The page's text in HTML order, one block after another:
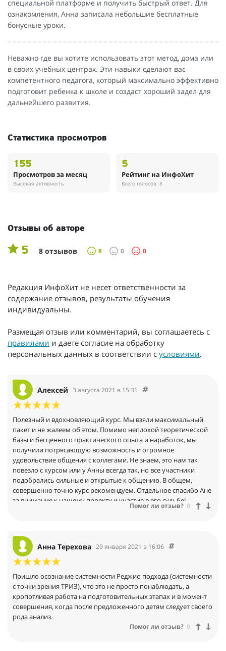
специальной платформе и получить быстрый ответ. Для
ознакомления, Анна записала небольшие бесплатные
бонусные уроки.
Неважно где вы хотите использовать этот метод, дома или
в своих учебных центрах. Эти навыки сделают вас
компетентного педагога, который максимально эффективно
подготовит ребенка к школе и создаст хороший задел для
дальнейшего развития.
Статистика просмотров
155
Просмотров за месяц
Высокая активность
5
Рейтинг на ИнфоХит
Всего голосов: 8
Отзывы об авторе
5 8 отзывов 8 0 0
Редакция ИнфоХит не несет ответственности за
содержание отзывов, результаты обучения
индивидуальны.
Размещая отзыв или комментарий, вы соглашаетесь с
правилами и даете согласие на обработку
персональных данных в соответствии с условиями.
Алексей 3 августа 2021 в 15:31
Полезный и вдохновляющий курс. Мы взяли максимальный
пакет и не жалеем об этом. Помимо неплохой теоретической
базы и бесценного практического опыта и наработок, мы
получили потрясающую возможность и огромное
удовольствие общения с коллегами. Не знаем, это нам так
повезло с курсом или у Анны всегда так, но все участники
подобрались сильные и открытые к общению. В общем,
совершенно точно курс рекомендуем. Отдельное спасибо Ане
за внимание к нашему проекту и участие в его судьбе!
Помог ли отзыв? 0
Анна Терехова 29 января 2021 в 16:06
Пришло осознание системности Реджио подхода (системности
с точки зрения ТРИЗ), что это не просто понаблюдать, а
кропотливая работа на подготовительных этапах и в момент
совершения, когда после предложенного детям следует своего
рода анализ.
Помог ли отзыв? 0